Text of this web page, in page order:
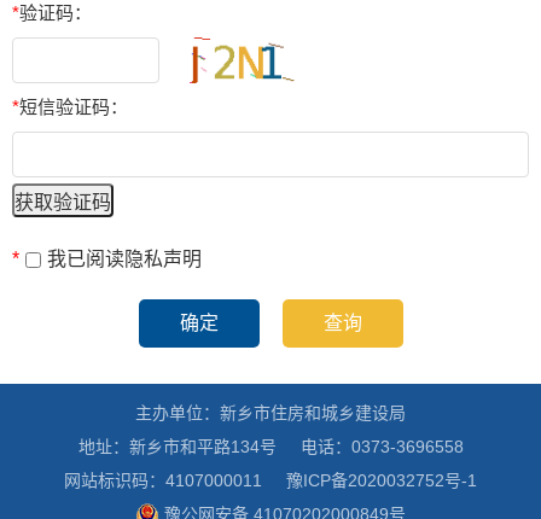
*验证码：
*短信验证码：
* 我已阅读隐私声明
主办单位：新乡市住房和城乡建设局
地址：新乡市和平路134号
电话：0373-3696558
网站标识码：4107000011
豫ICP备2020032752号-1
豫公网安备 41070202000849号